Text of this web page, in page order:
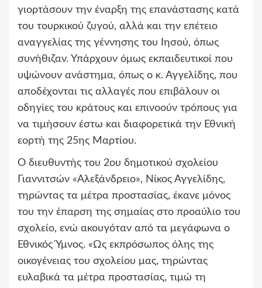
γιορτάσουν την έναρξη της επανάστασης κατά
του τουρκικού ζυγού, αλλά και την επέτειο
αναγγελίας της γέννησης του Ιησού, όπως
συνήθιζαν. Υπάρχουν όμως εκπαιδευτικοί που
υψώνουν ανάστημα, όπως ο κ. Αγγελίδης, που
αποδέχονται τις αλλαγές που επιβάλουν οι
οδηγίες του κράτους και επινοούν τρόπους για
να τιμήσουν έστω και διαφορετικά την Εθνική
εορτή της 25ης Μαρτίου.
Ο διευθυντής του 2ου δημοτικού σχολείου
Γιαννιτσών «Αλεξάνδρειο», Νίκος Αγγελίδης,
τηρώντας τα μέτρα προστασίας, έκανε μόνος
του την έπαρση της σημαίας στο προαύλιο του
σχολείο, ενώ ακουγόταν από τα μεγάφωνα ο
Εθνικός Ύμνος. «Ως εκπρόσωπος όλης της
οικογένειας του σχολείου μας, τηρώντας
ευλαβικά τα μέτρα προστασίας, τιμώ τη